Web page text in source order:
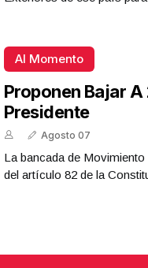
Al Momento
Proponen Bajar A
Presidente
Agosto 07
La bancada de
del artículo 82 de la